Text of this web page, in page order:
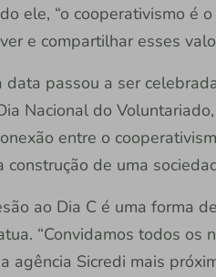
ele, “o cooperativismo é
e compartilhar esses
passou a ser
Nacional do
entre o
de uma
ao Dia C é uma forma
“Convidamos todos os
agência Sicredi mais